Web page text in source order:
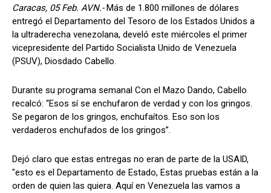
Caracas, 05 Feb. AVN.-Más de 1.800 millones de dólares
entregó el Departamento del Tesoro de los Estados Unidos a
la ultraderecha venezolana, develó este miércoles el primer
vicepresidente del Partido Socialista Unido de Venezuela
(PSUV), Diosdado Cabello.
Durante su programa semanal Con el Mazo Dando, Cabello
recalcó: “Esos sí se enchufaron de verdad y con los gringos.
Se pegaron de los gringos, enchufaítos. Eso son los
verdaderos enchufados de los gringos”.
Dejó claro que estas entregas no eran de parte de la USAID,
"esto es el Departamento de Estado, Estas pruebas están a la
orden de quien las quiera. Aquí en Venezuela las vamos a